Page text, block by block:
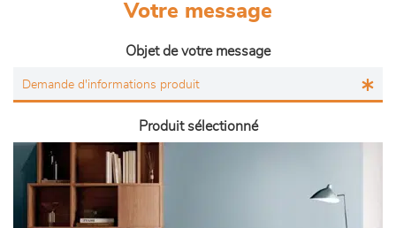
Votre message
Objet de votre message
Produit sélectionné